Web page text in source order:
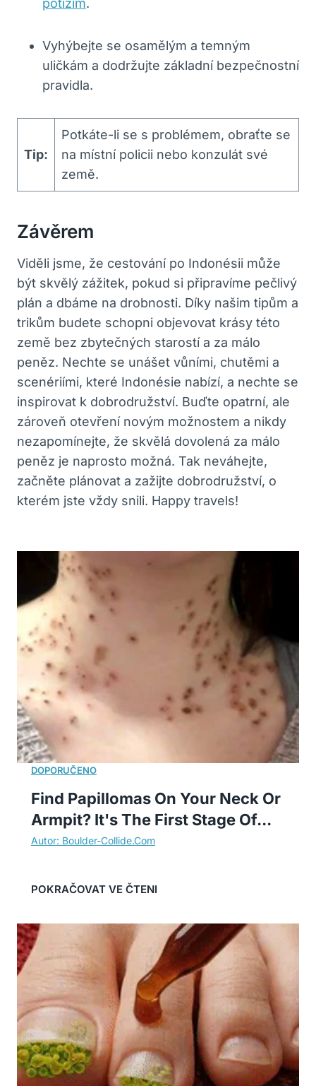
potížím.
Vyhýbejte se osamělým a temným
uličkám a dodržujte základní bezpečnostní
pravidla.
Tip:
Potkáte-li se s problémem, obraťte se
na místní policii nebo konzulát své
země.
Závěrem
Viděli jsme, že cestování po Indonésii může
být skvělý zážitek, pokud si připravíme pečlivý
plán a dbáme na drobnosti. Díky našim tipům a
trikům budete schopni objevovat krásy této
země bez zbytečných starostí a za málo
peněz. Nechte se unášet vůními, chutěmi a
scenériími, které Indonésie nabízí, a nechte se
inspirovat k dobrodružství. Buďte opatrní, ale
zároveň otevření novým možnostem a nikdy
nezapomínejte, že skvělá dovolená za málo
peněz je naprosto možná. Tak neváhejte,
začněte plánovat a zažijte dobrodružství, o
kterém jste vždy snili. Happy travels!
Find Papillomas On Your Neck Or
Armpit? It's The First Stage Of...